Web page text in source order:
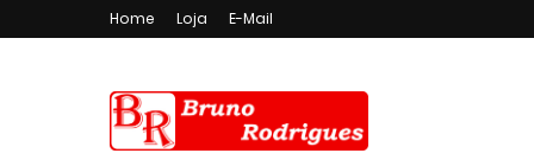
Home Loja E-Mail